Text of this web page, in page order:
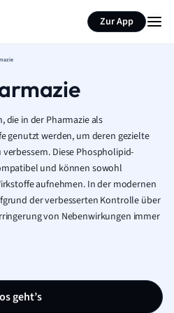
Zur App
die in der Pharmazie als
genutzt werden, um deren gezielte
Diese Phospholipid-
und können sowohl
aufnehmen. In der modernen
der verbesserten Kontrolle über
von Nebenwirkungen immer
geht’s